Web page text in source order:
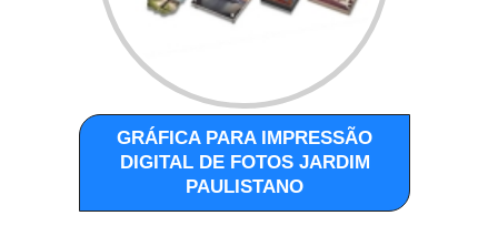
GRÁFICA PARA IMPRESSÃO
DIGITAL DE FOTOS JARDIM
PAULISTANO